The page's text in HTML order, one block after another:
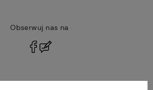
Obserwuj nas na